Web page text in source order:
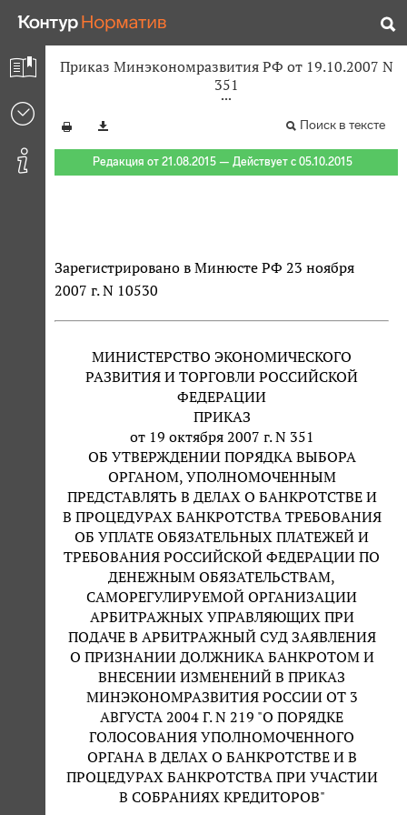
Приказ Минэкономразвития РФ от 19.10.2007 N
351
Поиск в тексте
Редакция от 21.08.2015 — Действует с 05.10.2015
Зарегистрировано в Минюсте РФ 23 ноября
2007 г. N 10530
МИНИСТЕРСТВО ЭКОНОМИЧЕСКОГО
РАЗВИТИЯ И ТОРГОВЛИ РОССИЙСКОЙ
ФЕДЕРАЦИИ
ПРИКАЗ
от 19 октября 2007 г. N 351
ОБ УТВЕРЖДЕНИИ ПОРЯДКА ВЫБОРА
ОРГАНОМ, УПОЛНОМОЧЕННЫМ
ПРЕДСТАВЛЯТЬ В ДЕЛАХ О БАНКРОТСТВЕ И
В ПРОЦЕДУРАХ БАНКРОТСТВА ТРЕБОВАНИЯ
ОБ УПЛАТЕ ОБЯЗАТЕЛЬНЫХ ПЛАТЕЖЕЙ И
ТРЕБОВАНИЯ РОССИЙСКОЙ ФЕДЕРАЦИИ ПО
ДЕНЕЖНЫМ ОБЯЗАТЕЛЬСТВАМ,
САМОРЕГУЛИРУЕМОЙ ОРГАНИЗАЦИИ
АРБИТРАЖНЫХ УПРАВЛЯЮЩИХ ПРИ
ПОДАЧЕ В АРБИТРАЖНЫЙ СУД ЗАЯВЛЕНИЯ
О ПРИЗНАНИИ ДОЛЖНИКА БАНКРОТОМ И
ВНЕСЕНИИ ИЗМЕНЕНИЙ В ПРИКАЗ
МИНЭКОНОМРАЗВИТИЯ РОССИИ ОТ 3
АВГУСТА 2004 Г. N 219 "О ПОРЯДКЕ
ГОЛОСОВАНИЯ УПОЛНОМОЧЕННОГО
ОРГАНА В ДЕЛАХ О БАНКРОТСТВЕ И В
ПРОЦЕДУРАХ БАНКРОТСТВА ПРИ УЧАСТИИ
В СОБРАНИЯХ КРЕДИТОРОВ"